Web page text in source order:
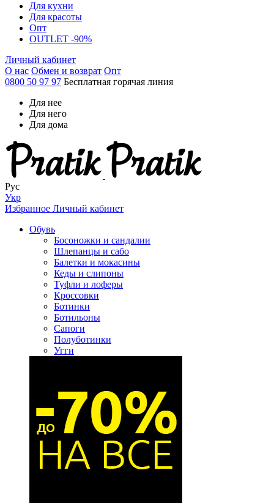
Для кухни
Для красоты
Опт
OUTLET -90%
Личный кабинет
О нас Обмен и возврат Опт
0800 50 97 97 Бесплатная горячая линия
Для нее
Для него
Для дома
Рус
Укр
Избранное Личный кабинет
Обувь
Босоножки и сандалии
Шлепанцы и сабо
Балетки и мокасины
Кеды и слипоны
Туфли и лоферы
Кроссовки
Ботинки
Ботильоны
Сапоги
Полуботинки
Угги